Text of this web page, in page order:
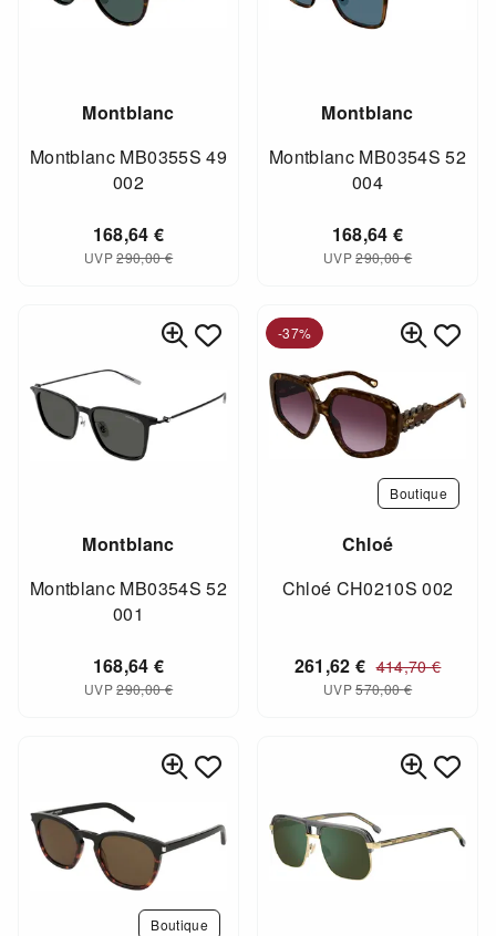
Montblanc
Montblanc MB0355S 49
002
168,64€
UVP290,00€
Montblanc
Montblanc MB0354S 52
004
168,64€
UVP290,00€
Montblanc
Montblanc MB0354S 52
001
168,64€
UVP290,00€
Boutique
Chloé
Chloé CH0210S 002
261,62€ 414,70€
UVP570,00€
-37%
Boutique